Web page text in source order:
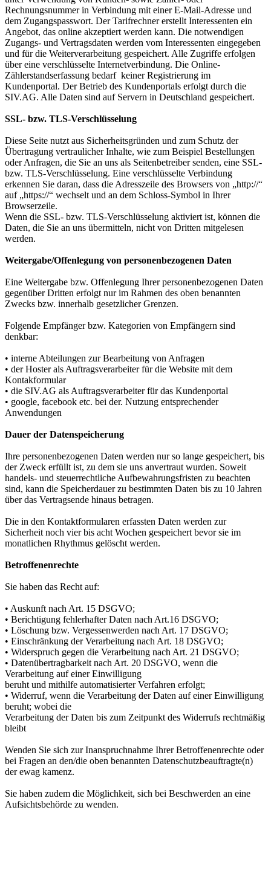
Rechnungsnummer in Verbindung mit einer E-Mail-Adresse und
dem Zugangspasswort. Der Tarifrechner erstellt Interessenten ein
Angebot, das online akzeptiert werden kann. Die notwendigen
Zugangs- und Vertragsdaten werden vom Interessenten eingegeben
und für die Weiterverarbeitung gespeichert. Alle Zugriffe erfolgen
über eine verschlüsselte Internetverbindung. Die Online-
Zählerstandserfassung bedarf keiner Registrierung im
Kundenportal. Der Betrieb des Kundenportals erfolgt durch die
SIV.AG. Alle Daten sind auf Servern in Deutschland gespeichert.
SSL- bzw. TLS-Verschlüsselung
Diese Seite nutzt aus Sicherheitsgründen und zum Schutz der
Übertragung vertraulicher Inhalte, wie zum Beispiel Bestellungen
oder Anfragen, die Sie an uns als Seitenbetreiber senden, eine SSL-
bzw. TLS-Verschlüsselung. Eine verschlüsselte Verbindung
erkennen Sie daran, dass die Adresszeile des Browsers von „http://“
auf „https://“ wechselt und an dem Schloss-Symbol in Ihrer
Browserzeile.
Wenn die SSL- bzw. TLS-Verschlüsselung aktiviert ist, können die
Daten, die Sie an uns übermitteln, nicht von Dritten mitgelesen
werden.
Weitergabe/Offenlegung von personenbezogenen Daten
Eine Weitergabe bzw. Offenlegung Ihrer personenbezogenen Daten
gegenüber Dritten erfolgt nur im Rahmen des oben benannten
Zwecks bzw. innerhalb gesetzlicher Grenzen.
Folgende Empfänger bzw. Kategorien von Empfängern sind
denkbar:
• interne Abteilungen zur Bearbeitung von Anfragen
• der Hoster als Auftragsverarbeiter für die Website mit dem
Kontakformular
• die SIV.AG als Auftragsverarbeiter für das Kundenportal
• google, facebook etc. bei der. Nutzung entsprechender
Anwendungen
Dauer der Datenspeicherung
Ihre personenbezogenen Daten werden nur so lange gespeichert, bis
der Zweck erfüllt ist, zu dem sie uns anvertraut wurden. Soweit
handels- und steuerrechtliche Aufbewahrungsfristen zu beachten
sind, kann die Speicherdauer zu bestimmten Daten bis zu 10 Jahren
über das Vertragsende hinaus betragen.
Die in den Kontaktformularen erfassten Daten werden zur
Sicherheit noch vier bis acht Wochen gespeichert bevor sie im
monatlichen Rhythmus gelöscht werden.
Betroffenenrechte
Sie haben das Recht auf:
• Auskunft nach Art. 15 DSGVO;
• Berichtigung fehlerhafter Daten nach Art.16 DSGVO;
• Löschung bzw. Vergessenwerden nach Art. 17 DSGVO;
• Einschränkung der Verarbeitung nach Art. 18 DSGVO;
• Widerspruch gegen die Verarbeitung nach Art. 21 DSGVO;
• Datenübertragbarkeit nach Art. 20 DSGVO, wenn die
Verarbeitung auf einer Einwilligung
beruht und mithilfe automatisierter Verfahren erfolgt;
• Widerruf, wenn die Verarbeitung der Daten auf einer Einwilligung
beruht; wobei die
Verarbeitung der Daten bis zum Zeitpunkt des Widerrufs rechtmäßig
bleibt
Wenden Sie sich zur Inanspruchnahme Ihrer Betroffenenrechte oder
bei Fragen an den/die oben benannten Datenschutzbeauftragte(n)
der ewag kamenz.
Sie haben zudem die Möglichkeit, sich bei Beschwerden an eine
Aufsichtsbehörde zu wenden.